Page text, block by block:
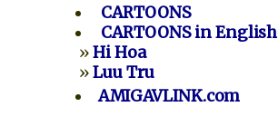
CARTOONS
CARTOONS in English
»Hi Hoa
»Luu Tru
AMIGAVLINK.com